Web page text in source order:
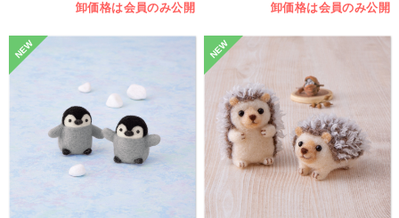
卸価格は会員のみ公開 卸価格は会員のみ公開
NEW NEW